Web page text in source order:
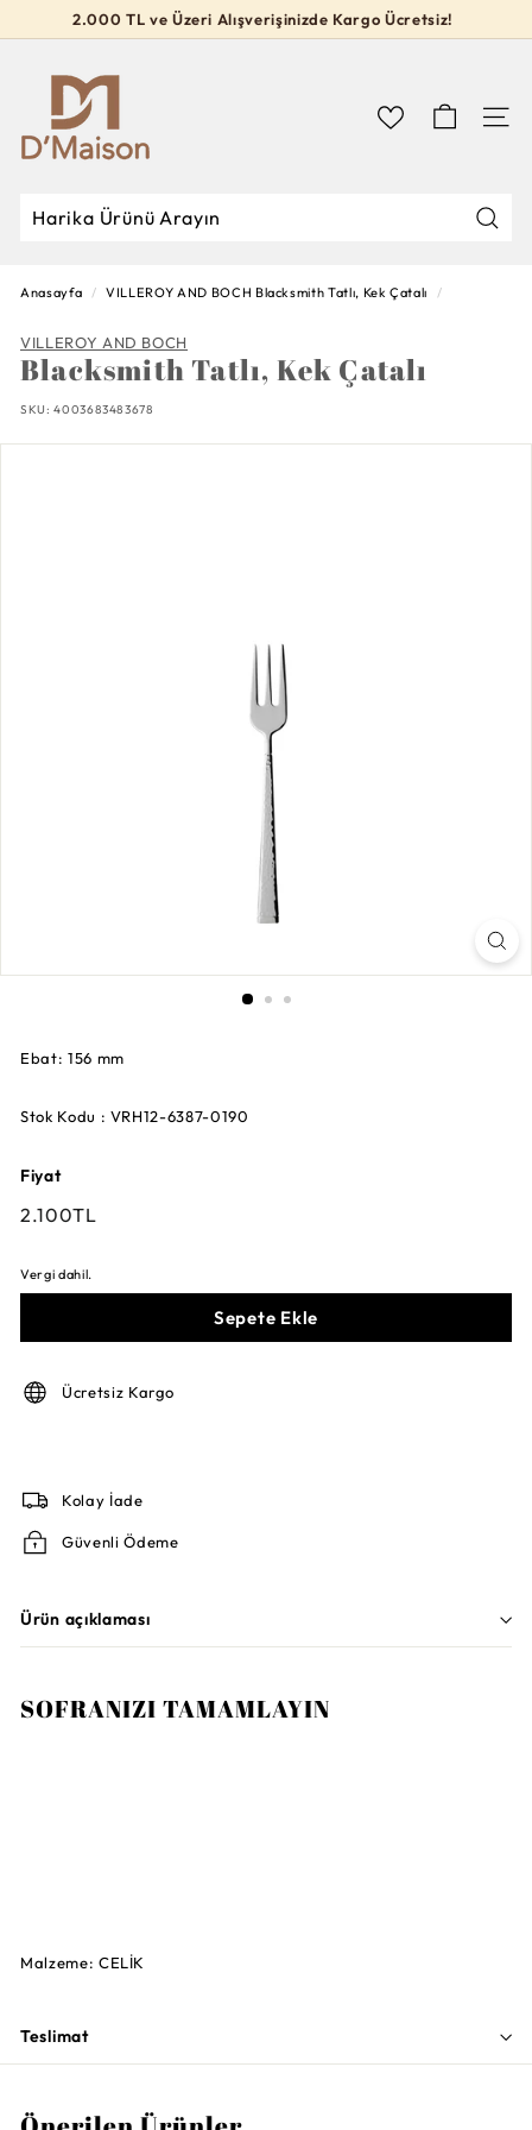
Slideshow
2.000 TL ve Üzeri Alışverişinizde Kargo Ücretsiz!
D’M
i
s
n
Anasayfa / VILLEROY AND BOCH Blacksmith Tatlı, Kek Çatalı /
VILLEROY AND BOCH
Blacksmith Tatlı, Kek Çatalı
SKU:4003683483678
Ebat: 156 mm
Stok Kodu : VRH12-6387-0190
Fiyat
Fiyat
2.100TL2.100TL
Vergi dahil.
Sepete Ekle
Ücretsiz Kargo
Kolay İade
Güvenli Ödeme
Ürün açıklaması
SOFRANIZI TAMAMLAYIN
Malzeme: CELİK
Teslimat